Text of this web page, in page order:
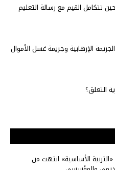
تتكامل القيم مع رسالة التعليم
الإرهابية وجريمة غسل الأموال
التعلق؟
الأساسية» انتهت من